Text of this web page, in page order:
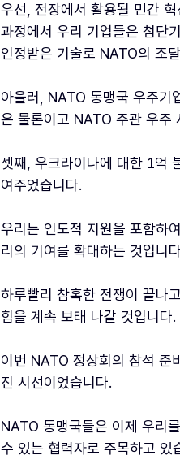
우선, 전장에서 활용될 민간 혁
과정에서 우리 기업들은 첨단
인정받은 기술로 NATO의 조
아울러, NATO 동맹국 우주기
은 물론이고 NATO 주관 우주
셋째, 우크라이나에 대한 1억
여주었습니다.
우리는 인도적 지원을 포함하
리의 기여를 확대하는 것입니
하루빨리 참혹한 전쟁이 끝나
힘을 계속 보태 나갈 것입니다.
이번 NATO 정상회의 참석 준
진 시선이었습니다.
NATO 동맹국들은 이제 우리
수 있는 협력자로 주목하고 있